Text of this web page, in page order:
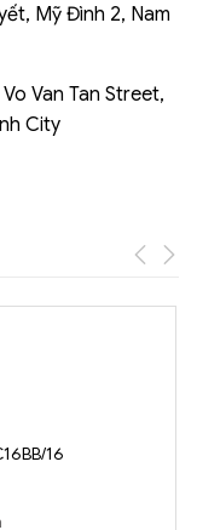
Mỹ Đình 2, Nam
Van Tan Street,
City
16